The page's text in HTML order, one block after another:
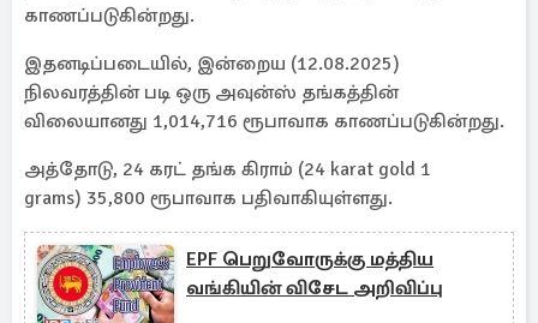
காணப்படுகின்றது.
இதனடிப்படையில், இன்றைய (12.08.2025)
நிலவரத்தின் படி ஒரு அவுன்ஸ் தங்கத்தின்
விலையானது 1,014,716 ரூபாவாக காணப்படுகின்றது.
அத்தோடு, 24 கரட் தங்க கிராம் (24 karat gold 1
grams) 35,800 ரூபாவாக பதிவாகியுள்ளது.
EPF பெறுவோருக்கு மத்திய
வங்கியின் விசேட அறிவிப்பு